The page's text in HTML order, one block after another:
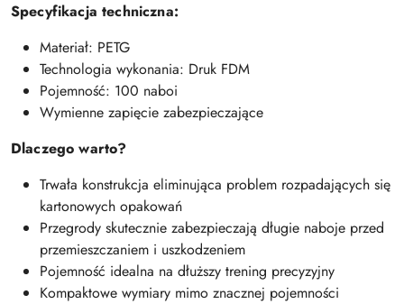
Specyfikacja techniczna:
Materiał: PETG
Technologia wykonania: Druk FDM
Pojemność: 100 naboi
Wymienne zapięcie zabezpieczające
Dlaczego warto?
Trwała konstrukcja eliminująca problem rozpadających się
kartonowych opakowań
Przegrody skutecznie zabezpieczają długie naboje przed
przemieszczaniem i uszkodzeniem
Pojemność idealna na dłuższy trening precyzyjny
Kompaktowe wymiary mimo znacznej pojemności